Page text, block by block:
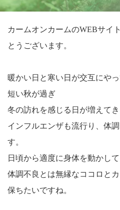
カームオンカームのWEBサイ
とうございます。
暖かい日と寒い日が交互にや
短い秋が過ぎ
冬の訪れを感じる日が増えてき
インフルエンザも流行り、体
す。
日頃から適度に身体を動かして
体調不良とは無縁なココロと
保ちたいですね。